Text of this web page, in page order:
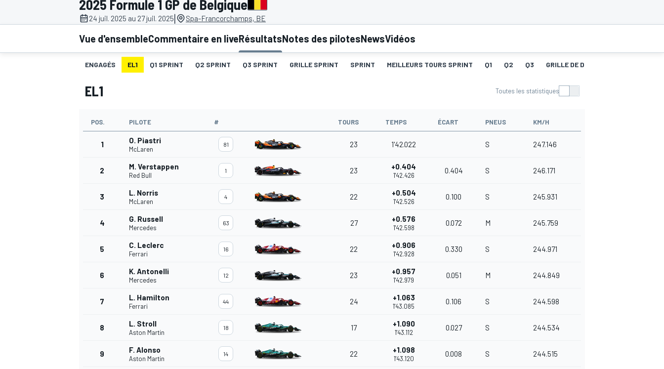
2025 Formule 1 GP de Belgique
24 juil. 2025 au 27 juil. 2025| Spa-Francorchamps, BE
Vue d'ensembleCommentaire en liveRésultatsNotes des pilotesNewsVidéos
ENGAGÉS EL1 Q1 SPRINT Q2 SPRINT Q3 SPRINT GRILLE SPRINT SPRINT MEILLEURS TOURS SPRINT Q1 Q2 Q3 GRILLE DE DÉPART
EL1 Toutes les statistiques
POS. PILOTE # TOURS TEMPS ÉCART PNEUS KM/H
1 O. Piastri
McLaren
81 23 1'42.022 S 247.146
2 M. Verstappen
Red Bull
1 23 +0.404
1'42.426
0.404 S 246.171
3 L. Norris
McLaren
4 22 +0.504
1'42.526
0.100 S 245.931
4 G. Russell
Mercedes
63 27 +0.576
1'42.598
0.072 M 245.759
5 C. Leclerc
Ferrari
16 22 +0.906
1'42.928
0.330 S 244.971
6 K. Antonelli
Mercedes
12 23 +0.957
1'42.979
0.051 M 244.849
7 L. Hamilton
Ferrari
44 24 +1.063
1'43.085
0.106 S 244.598
8 L. Stroll
Aston Martin
18 17 +1.090
1'43.112
0.027 S 244.534
9 F. Alonso
Aston Martin
14 22 +1.098
1'43.120
0.008 S 244.515